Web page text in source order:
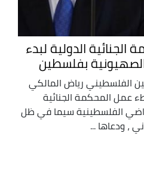
الدولية لبدء
بفلسطين
الفلسطيني رياض المالكي
عمل المحكمة الجنائية
الفلسطينية سيما في ظل
، ودعاها ...